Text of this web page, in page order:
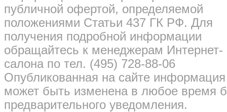
публичной офертой, определяемой
положениями Статьи 437 ГК РФ. Для
получения подробной информации
обращайтесь к менеджерам Интернет-
салона по тел. (495) 728-88-06
Опубликованная на сайте информация
может быть изменена в любое время
предварительного уведомления.